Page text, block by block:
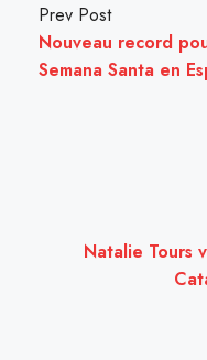
Prev Post
Nouveau record
Semana Santa en
Natalie Tours